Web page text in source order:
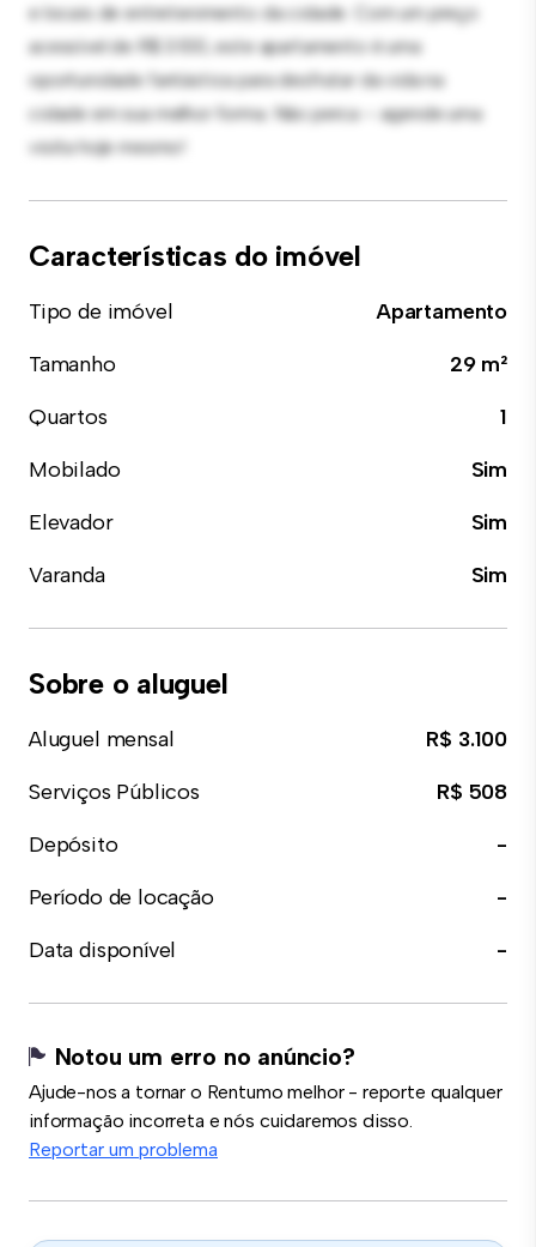
e locais de entretenimento da cidade. Com um preço
acessível de R$ 3.100, este apartamento é uma
oportunidade fantástica para desfrutar da vida na
cidade em sua melhor forma. Não perca – agende uma
visita hoje mesmo!
Características do imóvel
Tipo de imóvel
Apartamento
Tamanho
29 m²
Quartos
1
Mobilado
Sim
Elevador
Sim
Varanda
Sim
Sobre o aluguel
Aluguel mensal
R$ 3.100
Serviços Públicos
R$ 508
Depósito
-
Período de locação
-
Data disponível
-
Notou um erro no anúncio?
Ajude-nos a tornar o Rentumo melhor - reporte qualquer
informação incorreta e nós cuidaremos disso.
Reportar um problema